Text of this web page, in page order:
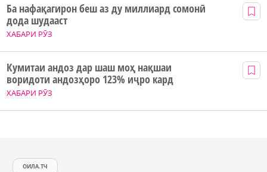
ХАБАРИ РӮЗ
Ба нафақагирон беш аз ду миллиард сомонӣ
дода шудааст
ХАБАРИ РӮЗ
Кумитаи андоз дар шаш моҳ нақшаи
воридоти андозҳоро 123% иҷро кард
ОИЛА.ТЧ